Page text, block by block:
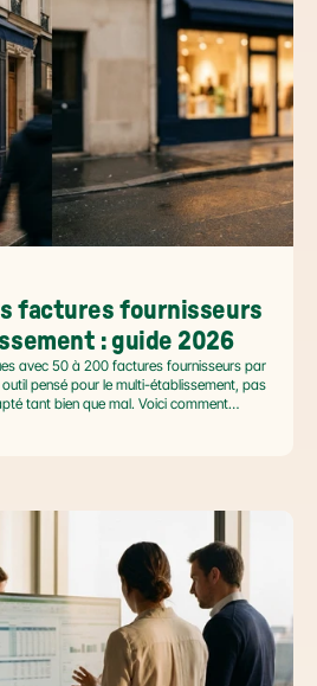
factures fournisseurs
: guide 2026
avec 50 à 200 factures fournisseurs par
pensé pour le multi-établissement, pas
tant bien que mal. Voici comment
locale, capturer le levier BFR